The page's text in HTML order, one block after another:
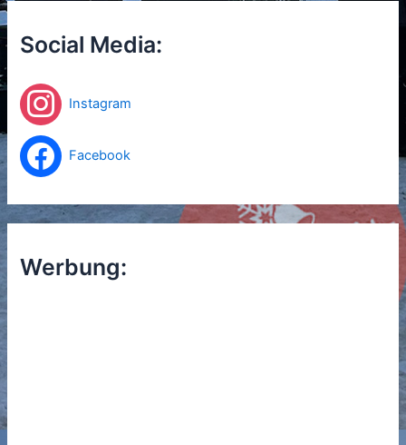
n
a
h
:
Social Media:
Instagram
Facebook
Werbung: